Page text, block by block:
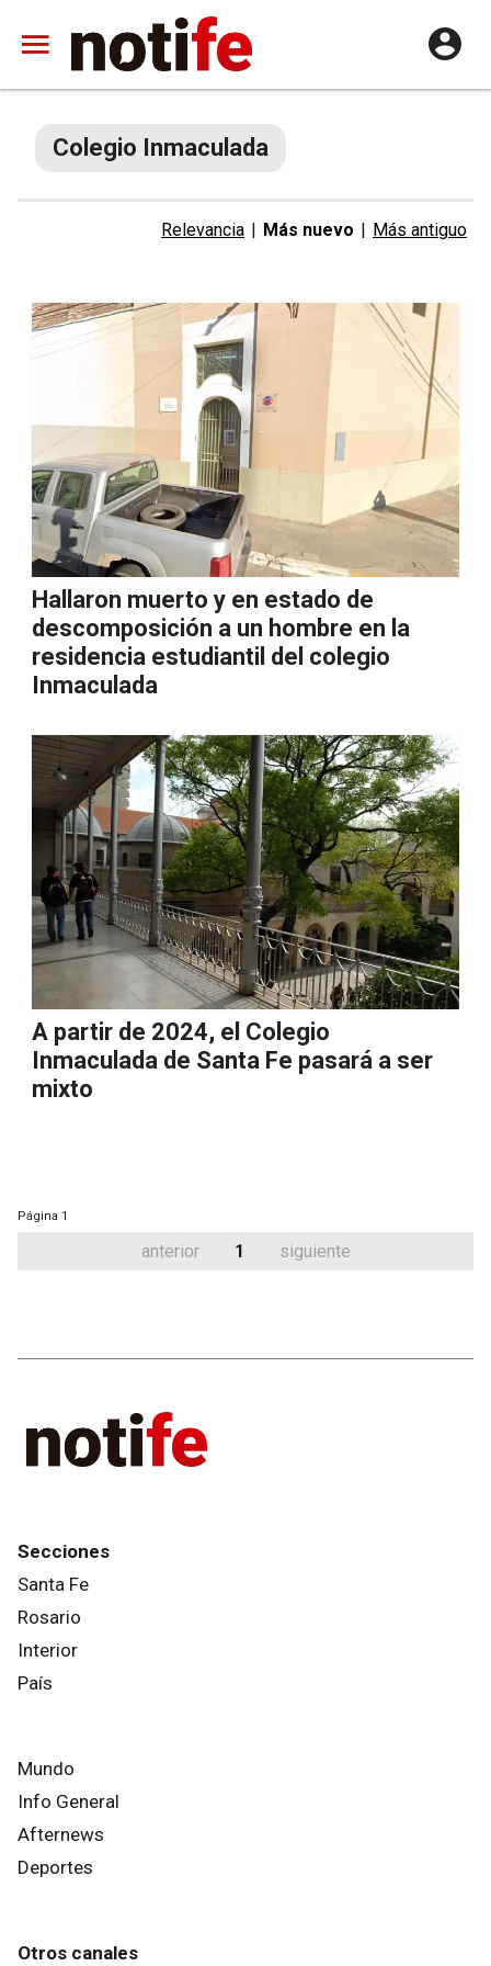
Colegio Inmaculada
Relevancia | Más nuevo | Más antiguo
Hallaron muerto y en estado de
descomposición a un hombre en la
residencia estudiantil del colegio
Inmaculada
A partir de 2024, el Colegio
Inmaculada de Santa Fe pasará a ser
mixto
Página 1
anterior 1 siguiente
Secciones
Santa Fe
Rosario
Interior
País
Mundo
Info General
Afternews
Deportes
Otros canales